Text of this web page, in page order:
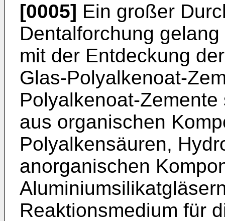
[0005] Ein großer
Dentalforchung
mit der Entdeckung
Glas-Polyalkenoat-
Polyalkenoat-
aus organischen
Polyalkensäuren,
anorganischen
Reaktionsmedium für